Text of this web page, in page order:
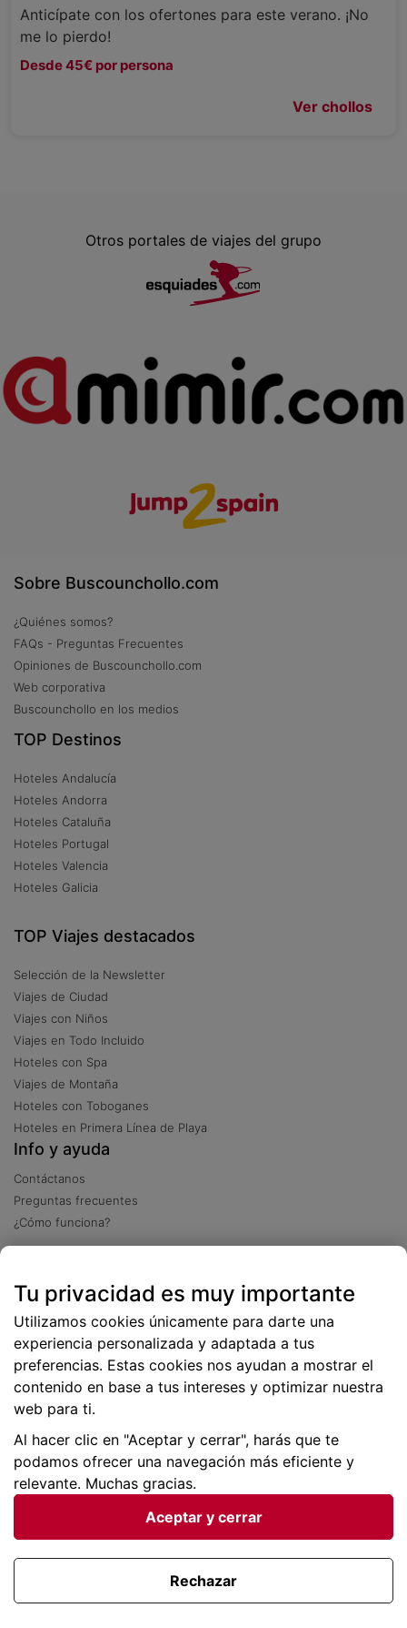
Anticípate con los ofertones para este verano. ¡No
me lo pierdo!
Desde 45€ por persona
Ver chollos
Otros portales de viajes del grupo
Sobre Buscounchollo.com
¿Quiénes somos?
FAQs - Preguntas Frecuentes
Opiniones de Buscounchollo.com
Web corporativa
Buscounchollo en los medios
TOP Destinos
Hoteles Andalucía
Hoteles Andorra
Hoteles Cataluña
Hoteles Portugal
Hoteles Valencia
Hoteles Galicia
TOP Viajes destacados
Selección de la Newsletter
Viajes de Ciudad
Viajes con Niños
Viajes en Todo Incluido
Hoteles con Spa
Viajes de Montaña
Hoteles con Toboganes
Hoteles en Primera Línea de Playa
Info y ayuda
Contáctanos
Preguntas frecuentes
¿Cómo funciona?
Más de 2 millones de descargas
Condiciones generales |Privacidad de datos | Política
Viajes para ti SLU Copyright © BuscoUnChollo.com
Tu privacidad es muy importante
Utilizamos cookies únicamente para darte una
experiencia personalizada y adaptada a tus
preferencias. Estas cookies nos ayudan a mostrar el
contenido en base a tus intereses y optimizar nuestra
web para ti.
Al hacer clic en "Aceptar y cerrar", harás que te
podamos ofrecer una navegación más eficiente y
relevante. Muchas gracias.
Aceptar y cerrar
Rechazar